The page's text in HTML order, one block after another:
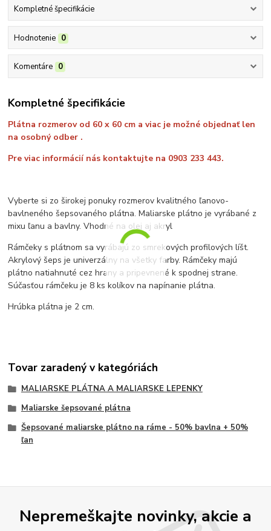
Kompletné špecifikácie
Hodnotenie 0
Komentáre 0
Kompletné špecifikácie
Plátna rozmerov od 60 x 60 cm a viac je možné objednať len
na osobný odber .
Pre viac informácií nás kontaktujte na 0903 233 443.
Vyberte si zo širokej ponuky rozmerov kvalitného ľanovo-
bavlneného šepsovaného plátna. Maliarske plátno je vyrábané z
mixu ľanu a bavlny. Vhodné na olej aj akryl
Rámčeky s plátnom sa vyrábajú zo smrekových profilových líšt.
Akrylový šeps je univerzálny na všetky farby. Rámčeky majú
plátno natiahnuté cez hrany a pripevnené k spodnej strane.
Súčasťou rámčeku je 8 ks kolíkov na napínanie plátna.
Hrúbka plátna je 2 cm.
Tovar zaradený v kategóriách
MALIARSKE PLÁTNA A MALIARSKE LEPENKY
Maliarske šepsované plátna
Šepsované maliarske plátno na ráme - 50% bavlna + 50%
ľan
Nepremeškajte novinky, akcie a